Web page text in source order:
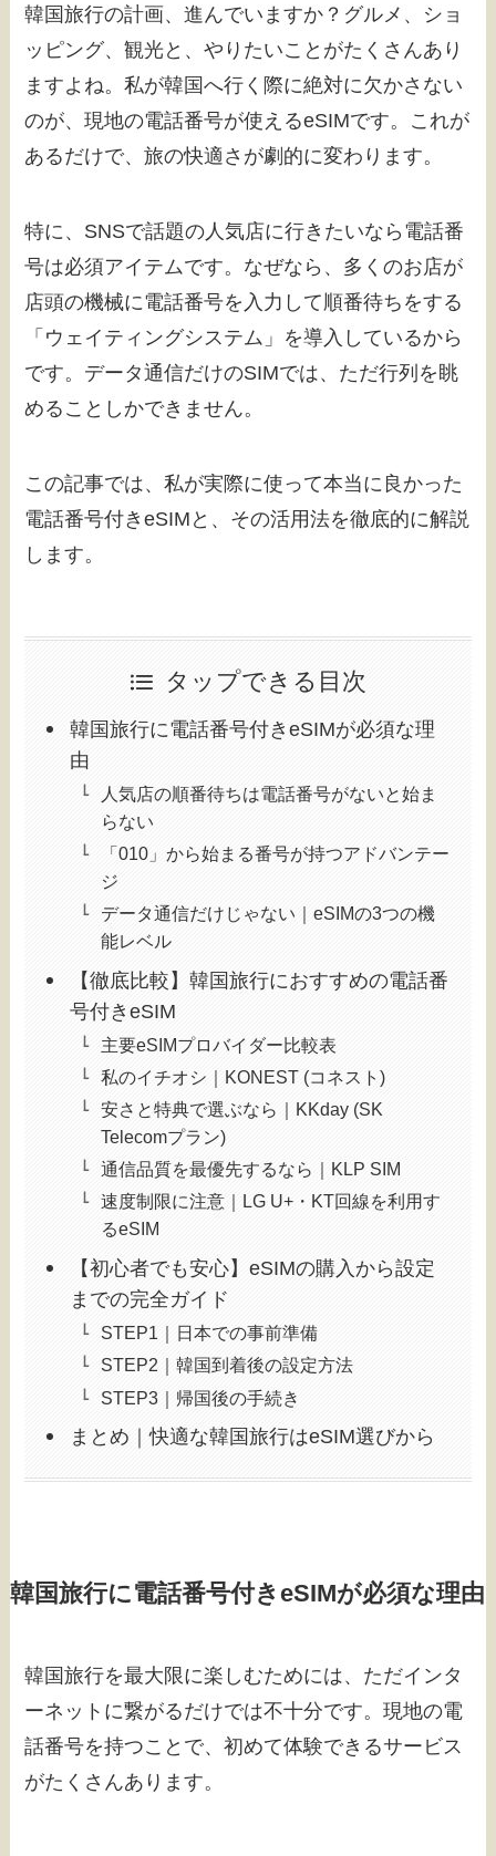
韓国旅行の計画、進んでいますか？グルメ、ショ
ッピング、観光と、やりたいことがたくさんあり
ますよね。私が韓国へ行く際に絶対に欠かさない
のが、現地の電話番号が使えるeSIMです。これが
あるだけで、旅の快適さが劇的に変わります。
特に、SNSで話題の人気店に行きたいなら電話番
号は必須アイテムです。なぜなら、多くのお店が
店頭の機械に電話番号を入力して順番待ちをする
「ウェイティングシステム」を導入しているから
です。データ通信だけのSIMでは、ただ行列を眺
めることしかできません。
この記事では、私が実際に使って本当に良かった
電話番号付きeSIMと、その活用法を徹底的に解説
します。
タップできる目次
韓国旅行に電話番号付きeSIMが必須な理
由
人気店の順番待ちは電話番号がないと始ま
らない
「010」から始まる番号が持つアドバンテー
ジ
データ通信だけじゃない｜eSIMの3つの機
能レベル
【徹底比較】韓国旅行におすすめの電話番
号付きeSIM
主要eSIMプロバイダー比較表
私のイチオシ｜KONEST (コネスト)
安さと特典で選ぶなら｜KKday (SK
Telecomプラン)
通信品質を最優先するなら｜KLP SIM
速度制限に注意｜LG U+・KT回線を利用す
るeSIM
【初心者でも安心】eSIMの購入から設定
までの完全ガイド
STEP1｜日本での事前準備
STEP2｜韓国到着後の設定方法
STEP3｜帰国後の手続き
まとめ｜快適な韓国旅行はeSIM選びから
韓国旅行に電話番号付きeSIMが必須な理由
韓国旅行を最大限に楽しむためには、ただインタ
ーネットに繋がるだけでは不十分です。現地の電
話番号を持つことで、初めて体験できるサービス
がたくさんあります。